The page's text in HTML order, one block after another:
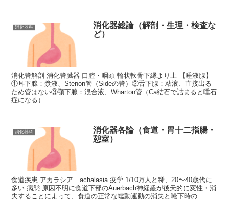
消化器科
消化器総論（解剖・生理・検査な
ど）
消化管解剖 消化管臓器 口腔・咽頭 輪状軟骨下縁より上 【唾液腺】
①耳下腺：漿液、Stenon管（Sideの管）②舌下腺：粘液、直接出る
ため管はない③顎下腺：混合液、Wharton管（Ca結石で詰まると唾石
症になる）...
消化器科
消化器各論（食道・胃十二指腸・
憩室）
食道疾患 アカラシア achalasia 疫学 1/10万人と稀、20〜40歳代に
多い 病態 原因不明に食道下部のAuerbach神経叢が後天的に変性・消
失することによって、食道の正常な蠕動運動の消失と嚥下時の...